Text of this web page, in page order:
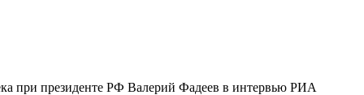
при президенте РФ Валерий Фадеев в интервью РИА